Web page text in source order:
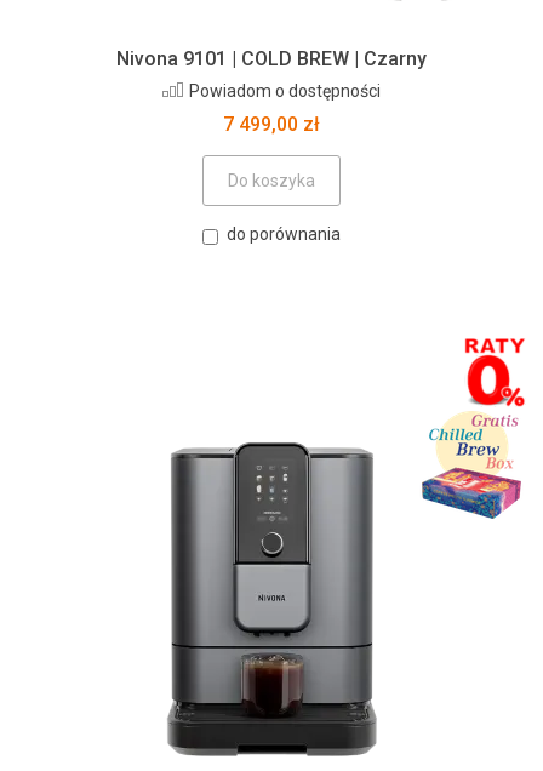
Nivona 9101 | COLD BREW | Czarny
Powiadom o dostępności
7 499,00 zł
Do koszyka
do porównania